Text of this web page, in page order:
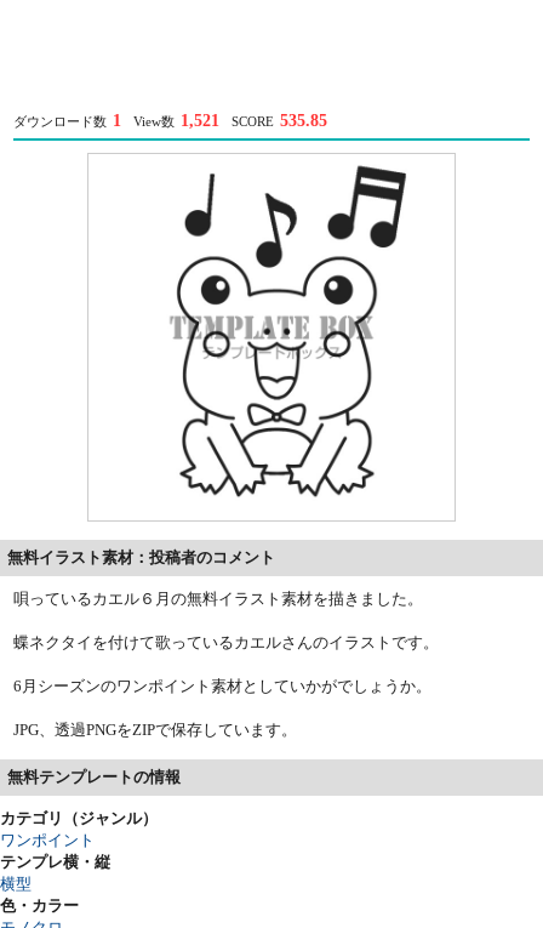
ダウンロード数 1 View数 1,521 SCORE 535.85
無料イラスト素材：投稿者のコメント
唄っているカエル６月の無料イラスト素材を描きました。
蝶ネクタイを付けて歌っているカエルさんのイラストです。
6月シーズンのワンポイント素材としていかがでしょうか。
JPG、透過PNGをZIPで保存しています。
無料テンプレートの情報
カテゴリ（ジャンル）
ワンポイント
テンプレ横・縦
横型
色・カラー